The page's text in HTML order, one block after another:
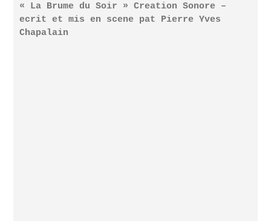
« La Brume du Soir » Creation Sonore –
ecrit et mis en scene pat Pierre Yves
Chapalain